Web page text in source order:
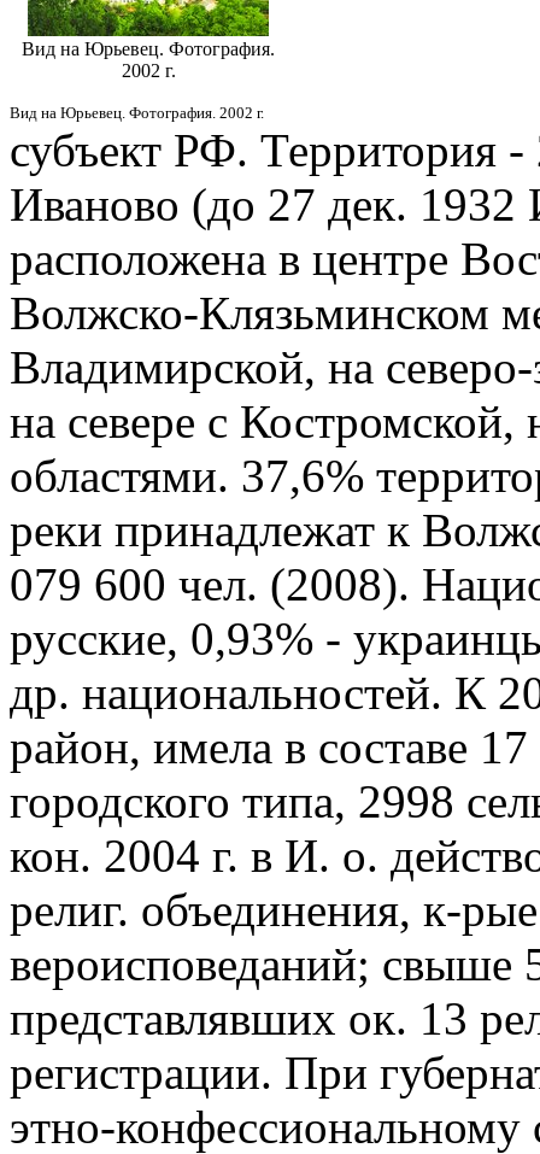
Вид на Юрьевец. Фотография.
2002 г.
Вид на Юрьевец. Фотография. 2002 г.
субъект РФ. Территория
Иваново (до 27 дек. 1932
расположена в центре
Волжско-Клязьминском
Владимирской, на
на севере с
областями. 37,6%
реки принадлежат к
079 600 чел. (2008).
русские, 0,93% -
др. национальностей. К
район, имела в составе
городского типа, 2998
кон. 2004 г. в И. о.
религ. объединения, к-
вероисповеданий; свыше
представлявших ок. 13
регистрации. При
этно-конфессиональному